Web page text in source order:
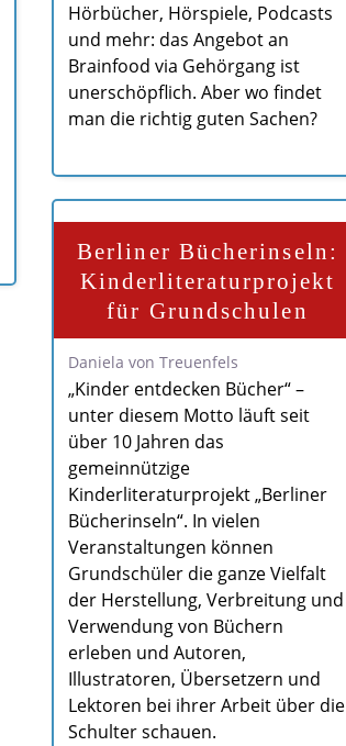
Hörbücher, Hörspiele, Podcasts
und mehr: das Angebot an
Brainfood via Gehörgang ist
unerschöpflich. Aber wo findet
man die richtig guten Sachen?
Berliner Bücherinseln:
Kinderliteraturprojekt
für Grundschulen
Daniela von Treuenfels
„Kinder entdecken Bücher“ –
unter diesem Motto läuft seit
über 10 Jahren das
gemeinnützige
Kinderliteraturprojekt „Berliner
Bücherinseln“. In vielen
Veranstaltungen können
Grundschüler die ganze Vielfalt
der Herstellung, Verbreitung und
Verwendung von Büchern
erleben und Autoren,
Illustratoren, Übersetzern und
Lektoren bei ihrer Arbeit über die
Schulter schauen.